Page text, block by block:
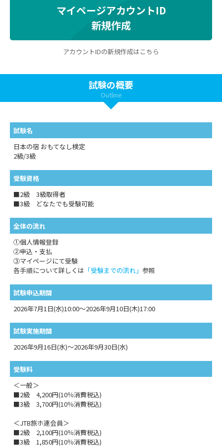
マイページアカウントID
新規作成
アカウントIDの新規作成はこちら
試験の概要
Outline
試験名
日本の宿 おもてなし検定
2級/3級
受験資格
■2級 3級取得者
■3級 どなたでも受験可能
全体の流れ
①個人情報登録
②申込・支払
③マイページにて受験
各手順について詳しくは 「受験までの流れ」 参照
試験申込期間
2026年7月1日(水)10:00～2026年9月10日(木)17:00
試験実施期間
2026年9月16日(水)～2026年9月30日(水)
受験料
＜一般＞
■2級 4,200円(10％消費税込)
■3級 3,700円(10％消費税込)
＜JTB旅ホ連会員＞
■2級 2,100円(10％消費税込)
■3級 1,850円(10％消費税込)